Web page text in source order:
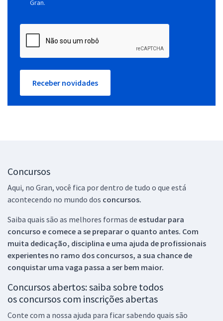
Gran.
Receber novidades
Concursos
Aqui, no Gran, você fica por dentro de tudo o que está
acontecendo no mundo dos concursos.
Saiba quais são as melhores formas de estudar para
concurso e comece a se preparar o quanto antes. Com
muita dedicação, disciplina e uma ajuda de profissionais
experientes no ramo dos concursos, a sua chance de
conquistar uma vaga passa a ser bem maior.
Concursos abertos: saiba sobre todos
os concursos com inscrições abertas
Conte com a nossa ajuda para ficar sabendo quais são